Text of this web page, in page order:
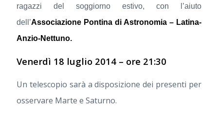
ragazzi del soggiorno estivo, con l’aiuto
dell’Associazione Pontina di Astronomia – Latina-
Anzio-Nettuno.
Venerdì 18 luglio 2014 – ore 21:30
Un telescopio sarà a disposizione dei presenti per
osservare Marte e Saturno.